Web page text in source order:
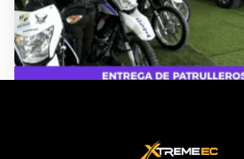
No hay comentarios